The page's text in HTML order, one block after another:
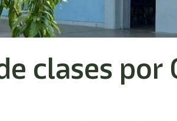
clases por